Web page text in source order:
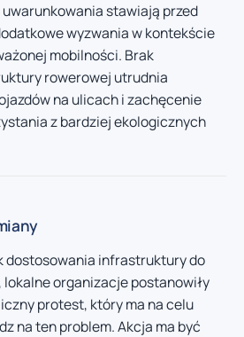
stawiają przed
wyzwania w kontekście
mobilności. Brak
rowerowej utrudnia
na ulicach i zachęcenie
z bardziej ekologicznych
dostosowania infrastruktury do
organizacje postanowiły
protest, który ma na celu
na ten problem. Akcja ma być